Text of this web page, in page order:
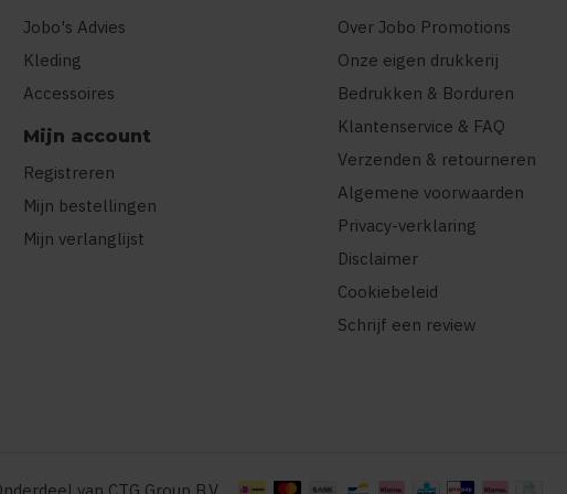
Jobo's Advies
Kleding
Accessoires
Mijn account
Registreren
Mijn bestellingen
Mijn verlanglijst
Over Jobo Promotions
Onze eigen drukkerij
Bedrukken & Borduren
Klantenservice & FAQ
Verzenden & retourneren
Algemene voorwaarden
Privacy-verklaring
Disclaimer
Cookiebeleid
Schrijf een review
van CTG Group B.V.